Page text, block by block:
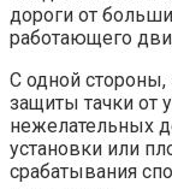
дороги от
работающего
С одной
защиты тачки от
нежелательных
установки или
срабатывания